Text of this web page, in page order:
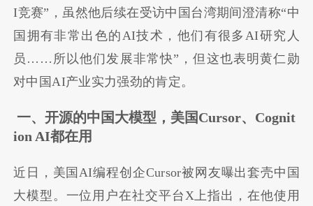
I竞赛”，虽然他后续在受访中国台湾期间澄清称“中
国拥有非常出色的AI技术，他们有很多AI研究人
员……所以他们发展非常快”，但这也表明黄仁勋
对中国AI产业实力强劲的肯定。
一、开源的中国大模型，美国Cursor、Cognit
ion AI都在用
近日，美国AI编程创企Cursor被网友曝出套壳中国
大模型。一位用户在社交平台X上指出，在他使用